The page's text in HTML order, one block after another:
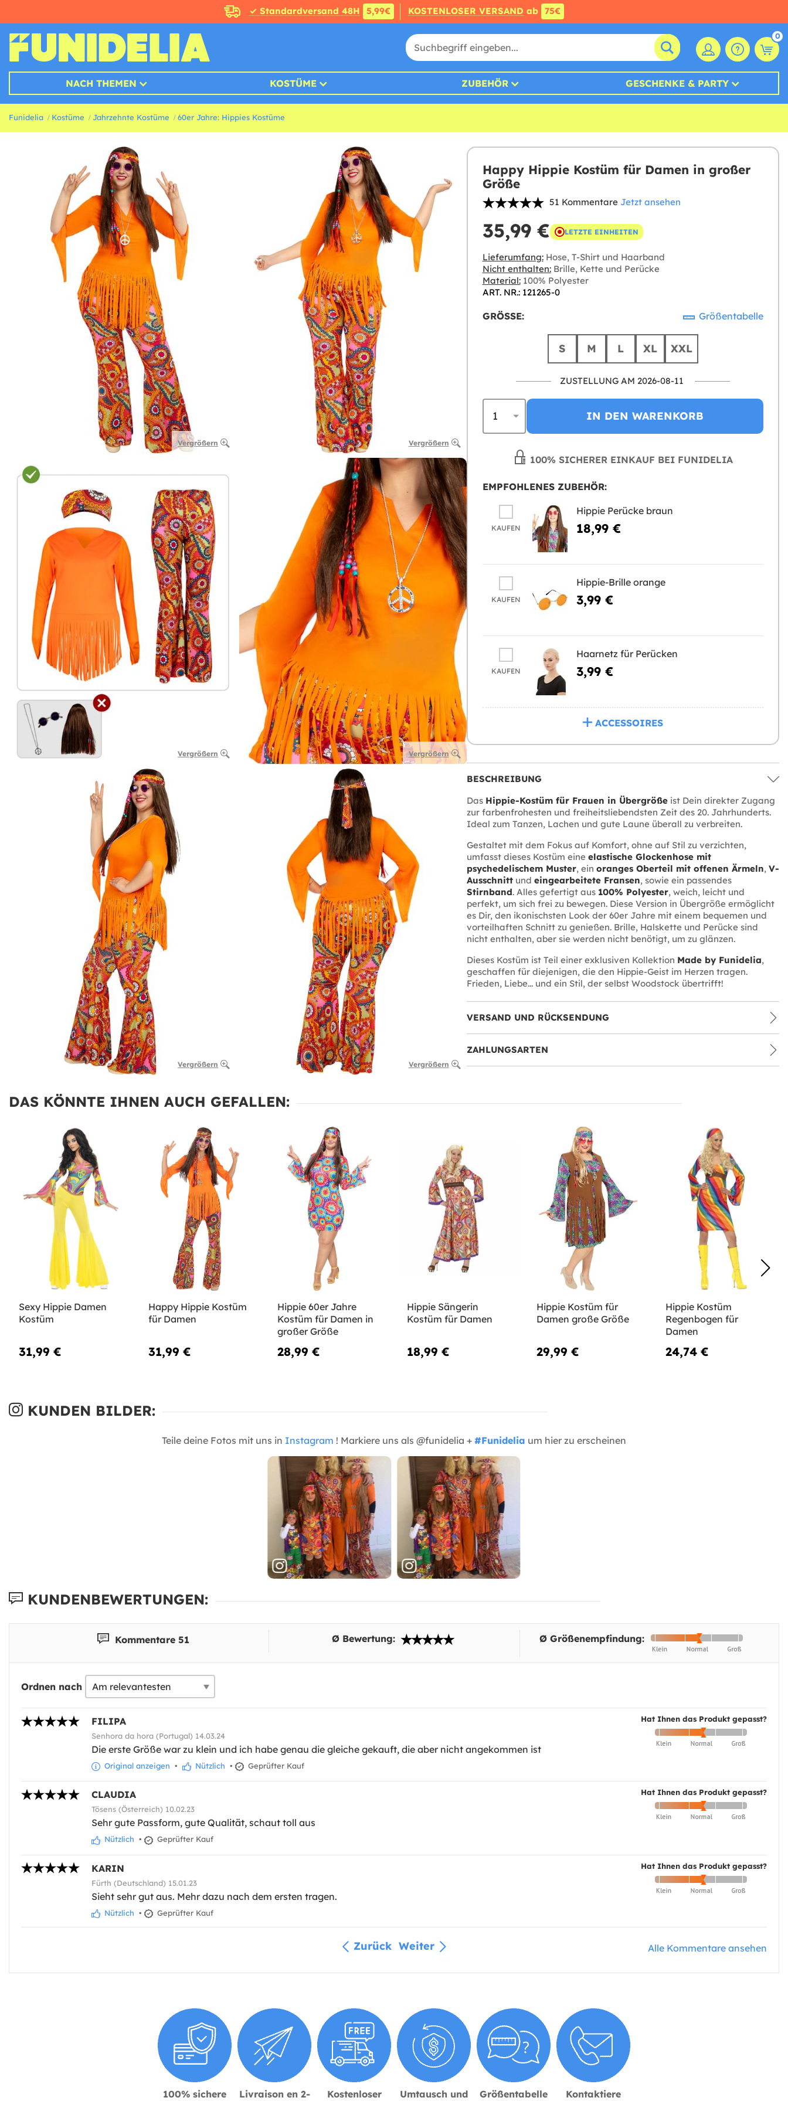
✓ Standardversand 48H 5,99€ KOSTENLOSER VERSAND ab 75€
0
NACH THEMEN KOSTÜME ZUBEHÖR GESCHENKE & PARTY
Funidelia Kostüme Jahrzehnte Kostüme 60er Jahre: Hippies Kostüme
Vergrößern Vergrößern
Vergrößern Vergrößern
Vergrößern Vergrößern
Happy Hippie Kostüm für Damen in großer
Größe
51 Kommentare Jetzt ansehen
35,99 € LETZTE EINHEITEN
Lieferumfang:Hose, T-Shirt und Haarband
Nicht enthalten:Brille, Kette und Perücke
Material:100% Polyester
ART. NR.: 121265-0
GRÖSSE: Größentabelle
S M L XL XXL
ZUSTELLUNG AM 2026-08-11
IN DEN WARENKORB
100% SICHERER EINKAUF BEI FUNIDELIA
EMPFOHLENES ZUBEHÖR:
KAUFEN
Hippie Perücke braun
18,99 €
KAUFEN
Hippie-Brille orange
3,99 €
KAUFEN
Haarnetz für Perücken
3,99 €
ACCESSOIRES
BESCHREIBUNG
Das Hippie-Kostüm für Frauen in Übergrößeist Dein direkter Zugang
zur farbenfrohesten und freiheitsliebendsten Zeit des 20. Jahrhunderts.
Ideal zum Tanzen, Lachen und gute Laune überall zu verbreiten.
Gestaltet mit dem Fokus auf Komfort, ohne auf Stil zu verzichten,
umfasst dieses Kostüm eine elastische Glockenhose mit
psychedelischem Muster, ein oranges Oberteil mit offenen Ärmeln, V-
Ausschnittund eingearbeitete Fransen, sowie ein passendes
Stirnband. Alles gefertigt aus 100% Polyester, weich, leicht und
perfekt, um sich frei zu bewegen. Diese Version in Übergröße ermöglicht
es Dir, den ikonischsten Look der 60er Jahre mit einem bequemen und
vorteilhaften Schnitt zu genießen. Brille, Halskette und Perücke sind
nicht enthalten, aber sie werden nicht benötigt, um zu glänzen.
Dieses Kostüm ist Teil einer exklusiven Kollektion Made by Funidelia,
geschaffen für diejenigen, die den Hippie-Geist im Herzen tragen.
Frieden, Liebe... und ein Stil, der selbst Woodstock übertrifft!
VERSAND UND RÜCKSENDUNG
ZAHLUNGSARTEN
DAS KÖNNTE IHNEN AUCH GEFALLEN:
Sexy Hippie Damen
Kostüm
31,99 €
Happy Hippie Kostüm
für Damen
31,99 €
Hippie 60er Jahre
Kostüm für Damen in
großer Größe
28,99 €
Hippie Sängerin
Kostüm für Damen
18,99 €
Hippie Kostüm für
Damen große Größe
29,99 €
Hippie Kostüm
Regenbogen für
Damen
24,74 €
KUNDEN BILDER:
Teile deine Fotos mit uns in Instagram ! Markiere uns als @funidelia + #Funidelia um hier zu erscheinen
KUNDENBEWERTUNGEN:
Kommentare 51 Ø Bewertung: Ø Größenempfindung:
Ordnen nach
Hat Ihnen das Produkt gepasst?
FILIPA
Senhora da hora (Portugal) 14.03.24
Die erste Größe war zu klein und ich habe genau die gleiche gekauft, die aber nicht angekommen ist
Original anzeigen • Nützlich • Geprüfter Kauf
Hat Ihnen das Produkt gepasst?
CLAUDIA
Tösens (Österreich) 10.02.23
Sehr gute Passform, gute Qualität, schaut toll aus
Nützlich • Geprüfter Kauf
Hat Ihnen das Produkt gepasst?
KARIN
Fürth (Deutschland) 15.01.23
Sieht sehr gut aus. Mehr dazu nach dem ersten tragen.
Nützlich • Geprüfter Kauf
Zurück Weiter Alle Kommentare ansehen
100% sichere
Livraison en 2-
Kostenloser
Umtausch und
Größentabelle
Kontaktiere